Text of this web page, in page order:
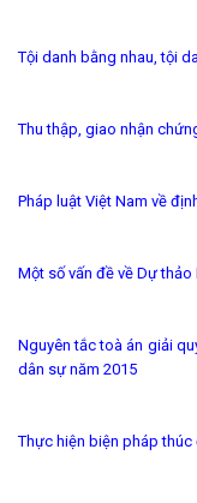
Tội danh bằng nhau, tội
Thu thập, giao nhận
Pháp luật Việt Nam về
Một số vấn đề về Dự
Nguyên tắc toà án giải
dân sự năm 2015
Thực hiện biện pháp